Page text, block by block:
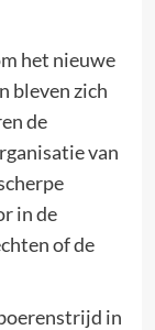
het nieuwe
bleven zich
de
van
in de
of de
in